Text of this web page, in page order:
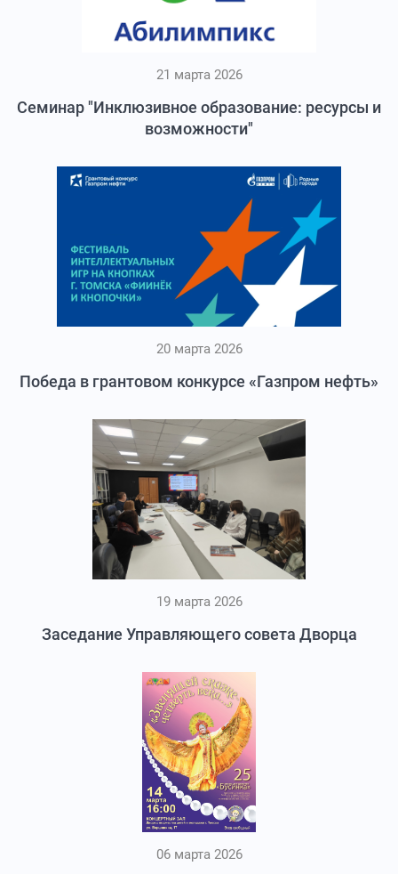
21 марта 2026
Семинар "Инклюзивное образование: ресурсы и
возможности"
20 марта 2026
Победа в грантовом конкурсе «Газпром нефть»
19 марта 2026
Заседание Управляющего совета Дворца
06 марта 2026